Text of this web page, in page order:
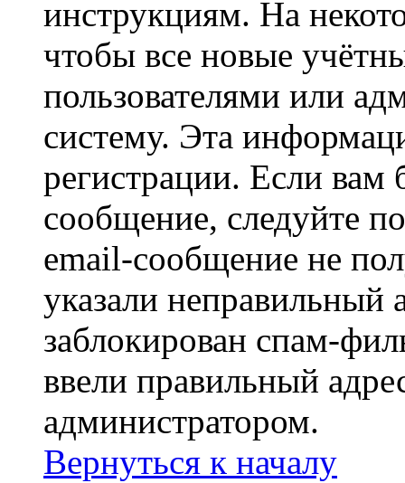
инструкциям. На
чтобы все новые
пользователями или
систему. Эта
регистрации. Если
сообщение, следуйте
email-сообщение не
указали неправильный
заблокирован спам-
ввели правильный
администратором.
Вернуться к началу